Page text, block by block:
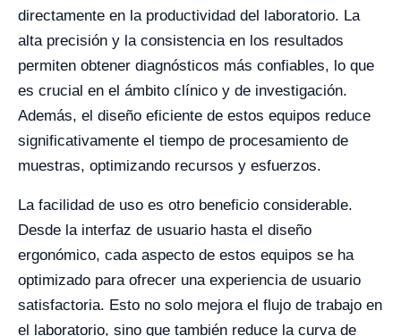
directamente en la productividad del laboratorio. La
alta precisión y la consistencia en los resultados
permiten obtener diagnósticos más confiables, lo que
es crucial en el ámbito clínico y de investigación.
Además, el diseño eficiente de estos equipos reduce
significativamente el tiempo de procesamiento de
muestras, optimizando recursos y esfuerzos.
La facilidad de uso es otro beneficio considerable.
Desde la interfaz de usuario hasta el diseño
ergonómico, cada aspecto de estos equipos se ha
optimizado para ofrecer una experiencia de usuario
satisfactoria. Esto no solo mejora el flujo de trabajo en
el laboratorio, sino que también reduce la curva de